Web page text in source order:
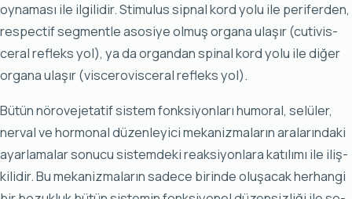
oy­na­ma­sı ile il­gi­li­dir. Sti­mu­lus sip­nal kord yo­lu ile pe­ri­fer­den,
res­pec­tif seg­ment­le aso­si­ye ol­muş or­ga­na ula­şır (cu­ti­vis­
ce­ral ref­leks yol), ya da or­gan­dan spi­nal kord yo­lu ile di­ğer
or­ga­na ula­şır (vis­ce­ro­vis­ce­ral ref­leks yol).
Bü­tün nö­ro­ve­je­ta­tif sis­tem fonk­si­yon­la­rı hu­mo­ral, se­lü­ler,
ner­val ve hor­mo­nal dü­zen­le­yi­ci me­ka­niz­ma­la­rın ara­la­rın­da­ki
ayar­la­ma­lar so­nu­cu sis­tem­de­ki re­ak­si­yon­la­ra ka­tı­lı­mı ile iliş­
ki­li­dir. Bu me­ka­niz­ma­la­rın sa­de­ce bi­rin­de olu­şa­cak her­han­gi